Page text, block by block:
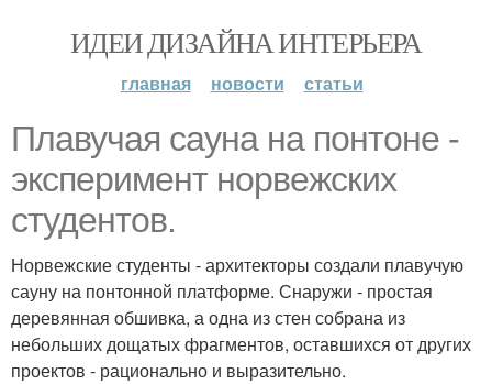
ИДЕИ ДИЗАЙНА ИНТЕРЬЕРА
главная новости статьи
Плавучая сауна на понтоне -
эксперимент норвежских
студентов.
Норвежские студенты - архитекторы создали плавучую
сауну на понтонной платформе. Снаружи - простая
деревянная обшивка, а одна из стен собрана из
небольших дощатых фрагментов, оставшихся от других
проектов - рационально и выразительно.